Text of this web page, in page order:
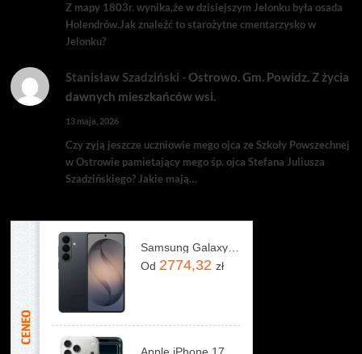
Z mapy 1803r. wynika,że w dzisiejszym Jelonku była osada
Holendrów.Jak znaleźć to starożytne cmentarzysko w
Jelonku?
Stanisław Szadziński -Ostrowo. Gm. Powidz. Z życia
dawnych mieszkańców wsi.
13 maja, 2026
Czy zyją jeszcze uczniowie mego ojca ze Szkoły Powszechnej
w Ostrowie pamietający mego śp. ojca Stefana Juliusza
Szadzińskiego? Jakie mają…
Samsung Galaxy S26 SM-S942 12/256GB Czarny
Od 2774,32 zł